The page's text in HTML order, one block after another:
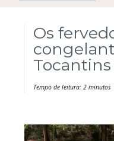
Os
Tocantins
Tempo de leitura: 2 minutos